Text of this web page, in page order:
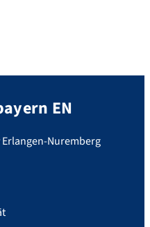
EN
Nuremberg